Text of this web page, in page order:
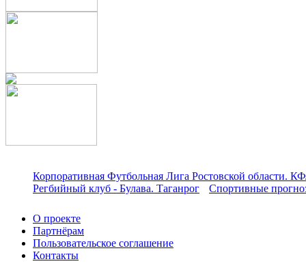
Корпоративная Футбольная Лига Ростовской области.
Регбийный клуб - Булава. Таганрог
Спортивные
О проекте
Партнёрам
Пользовательское соглашение
Контакты